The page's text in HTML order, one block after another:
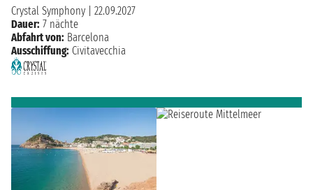
Crystal Symphony
22.09.2027
Dauer: 7 nächte
Abfahrt von: Barcelona
Ausschiffung: Civitavecchia